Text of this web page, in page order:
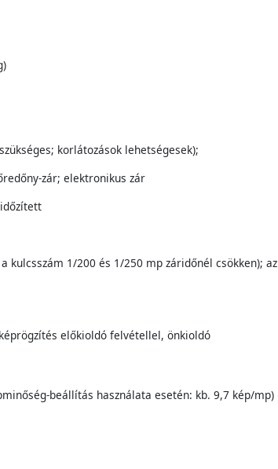
korlátozások lehetségesek);
zár; elektronikus zár
kulcsszám 1/200 és 1/250 mp záridőnél csökken); az
előkioldó felvétellel, önkioldó
beállítás használata esetén: kb. 9,7 kép/mp)